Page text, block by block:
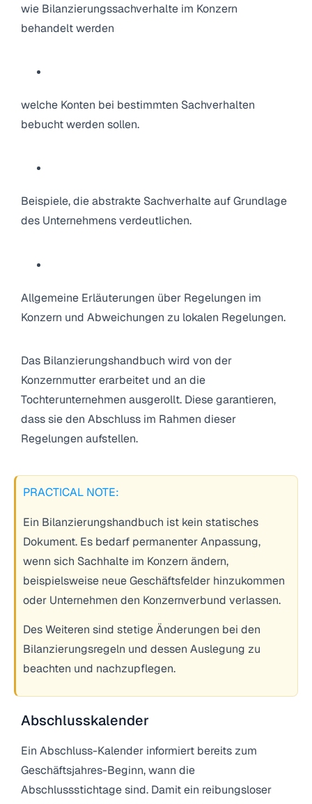
wie Bilanzierungssachverhalte im Konzern
behandelt werden
welche Konten bei bestimmten Sachverhalten
bebucht werden sollen.
Beispiele, die abstrakte Sachverhalte auf Grundlage
des Unternehmens verdeutlichen.
Allgemeine Erläuterungen über Regelungen im
Konzern und Abweichungen zu lokalen Regelungen.
Das Bilanzierungshandbuch wird von der
Konzernmutter erarbeitet und an die
Tochterunternehmen ausgerollt. Diese garantieren,
dass sie den Abschluss im Rahmen dieser
Regelungen aufstellen.
PRACTICAL NOTE:
Ein Bilanzierungshandbuch ist kein statisches
Dokument. Es bedarf permanenter Anpassung,
wenn sich Sachhalte im Konzern ändern,
beispielsweise neue Geschäftsfelder hinzukommen
oder Unternehmen den Konzernverbund verlassen.
Des Weiteren sind stetige Änderungen bei den
Bilanzierungsregeln und dessen Auslegung zu
beachten und nachzupflegen.
Abschlusskalender
Ein Abschluss-Kalender informiert bereits zum
Geschäftsjahres-Beginn, wann die
Abschlussstichtage sind. Damit ein reibungsloser